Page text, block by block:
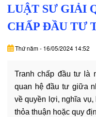
DỊCH
VỤ
VĂN
THỦ
TỤC
LUẬT SƯ GIẢI
CHẤP ĐẦU TƯ
Thứ năm - 16/05/2024 14:52
Tranh chấp đầu tư là
quan hệ đầu tư giữa
về quyền lợi, nghĩa
thỏa thuận hoặc quy